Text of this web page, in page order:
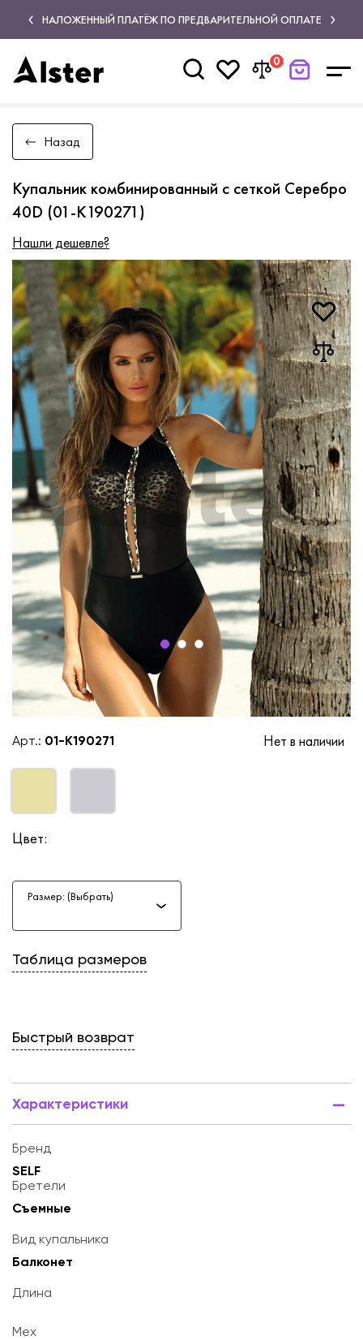
НАЛОЖЕННЫЙ ПЛАТЁЖ ПО ПРЕДВАРИТЕЛЬНОЙ ОПЛАТЕ
0
Назад
Купальник комбинированный с сеткой Серебро
40D (01-K190271)
Нашли дешевле?
Арт.: 01-K190271 Нет в наличии
Цвет:
Размер: (Выбрать)
Таблица размеров
Быстрый возврат
Характеристики
Бренд
SELF
Бретели
Съемные
Вид купальника
Балконет
Длина
Мех